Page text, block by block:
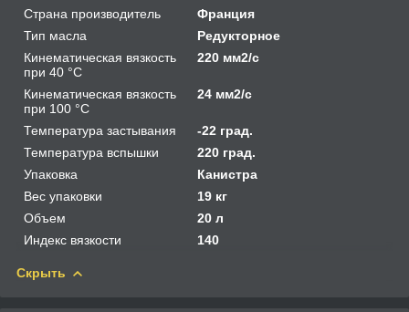
Страна производитель
Франция
Тип масла
Редукторное
Кинематическая вязкость
при 40 °С
220 мм2/с
Кинематическая вязкость
при 100 °С
24 мм2/с
Температура застывания
-22 град.
Температура вспышки
220 град.
Упаковка
Канистра
Вес упаковки
19 кг
Объем
20 л
Индекс вязкости
140
Скрыть